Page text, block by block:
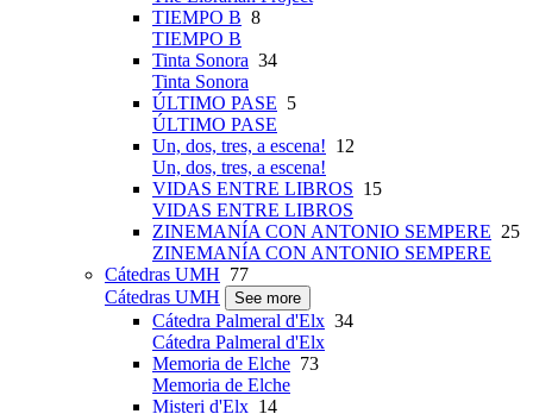
TIEMPO B 8
TIEMPO B
Tinta Sonora 34
Tinta Sonora
ÚLTIMO PASE 5
ÚLTIMO PASE
Un, dos, tres, a escena! 12
Un, dos, tres, a escena!
VIDAS ENTRE LIBROS 15
VIDAS ENTRE LIBROS
ZINEMANÍA CON ANTONIO SEMPERE 25
ZINEMANÍA CON ANTONIO SEMPERE
Cátedras UMH 77
Cátedras UMH
See more
Cátedra Palmeral d'Elx 34
Cátedra Palmeral d'Elx
Memoria de Elche 73
Memoria de Elche
Misteri d'Elx 14